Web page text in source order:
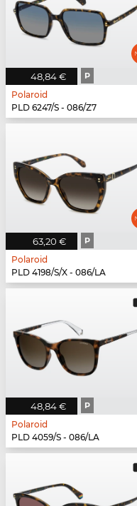
48,84 € P
Polaroid
PLD 6247/S - 086/Z7
63,20 € P
Polaroid
PLD 4198/S/X - 086/LA
48,84 € P
Polaroid
PLD 4059/S - 086/LA